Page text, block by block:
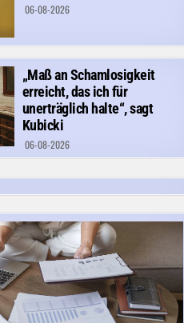
06-08-2026
„Maß an Schamlosigkeit
erreicht, das ich für
unerträglich halte“, sagt
Kubicki
06-08-2026